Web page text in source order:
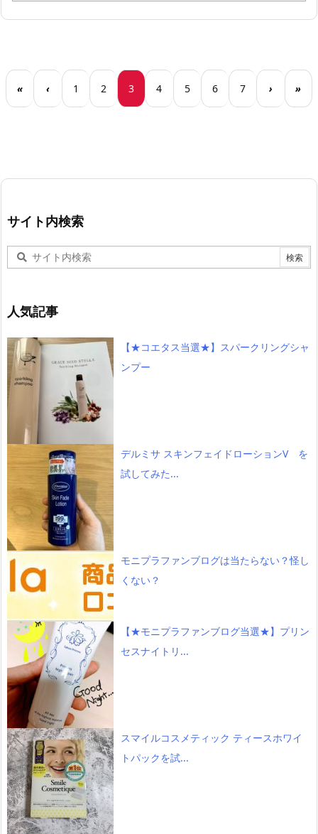
« ‹ 1 2 3 4 5 6 7 › »
サイト内検索
人気記事
【★コエタス当選★】スパークリングシャ
ンプー
デルミサ スキンフェイドローションV を
試してみた...
モニプラファンブログは当たらない？怪し
くない？
【★モニプラファンブログ当選★】プリン
セスナイトリ...
スマイルコスメティック ティースホワイ
トパックを試...